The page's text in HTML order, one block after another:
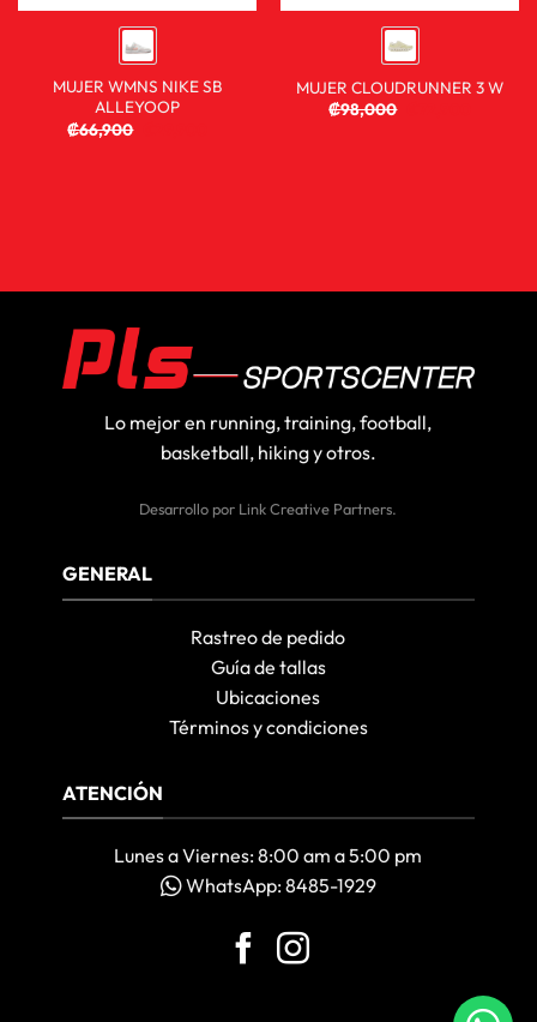
MUJER WMNS NIKE SB
ALLEYOOP
₡66,900
MUJER CLOUDRUNNER 3 W
₡98,000
Lo mejor en running, training, football,
basketball, hiking y otros.
Desarrollo por Link Creative Partners.
GENERAL
Rastreo de pedido
Guía de tallas
Ubicaciones
Términos y condiciones
ATENCIÓN
Lunes a Viernes: 8:00 am a 5:00 pm
WhatsApp: 8485-1929